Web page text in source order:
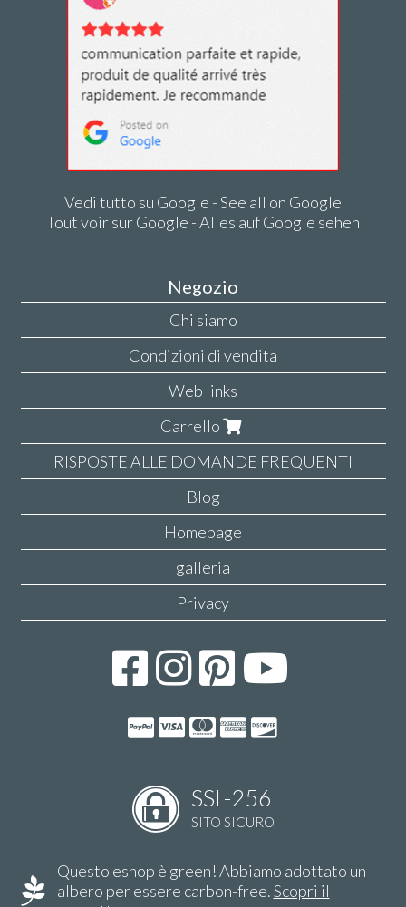
Vedi tutto su Google - See all on Google
Tout voir sur Google - Alles auf Google sehen
Negozio
Chi siamo
Condizioni di vendita
Web links
Carrello
RISPOSTE ALLE DOMANDE FREQUENTI
Blog
Homepage
galleria
Privacy
SSL-256
SITO SICURO
Questo eshop è green! Abbiamo adottato un
albero per essere carbon-free.Scopri il